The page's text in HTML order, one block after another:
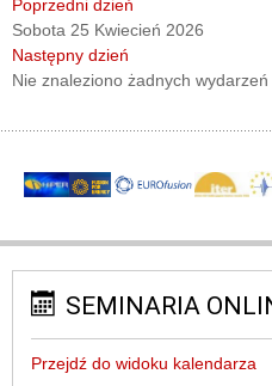
Poprzedni dzień
Sobota 25 Kwiecień 2026
Następny dzień
Nie znaleziono żadnych wydarzeń
SEMINARIA
Przejdź do widoku kalendarza